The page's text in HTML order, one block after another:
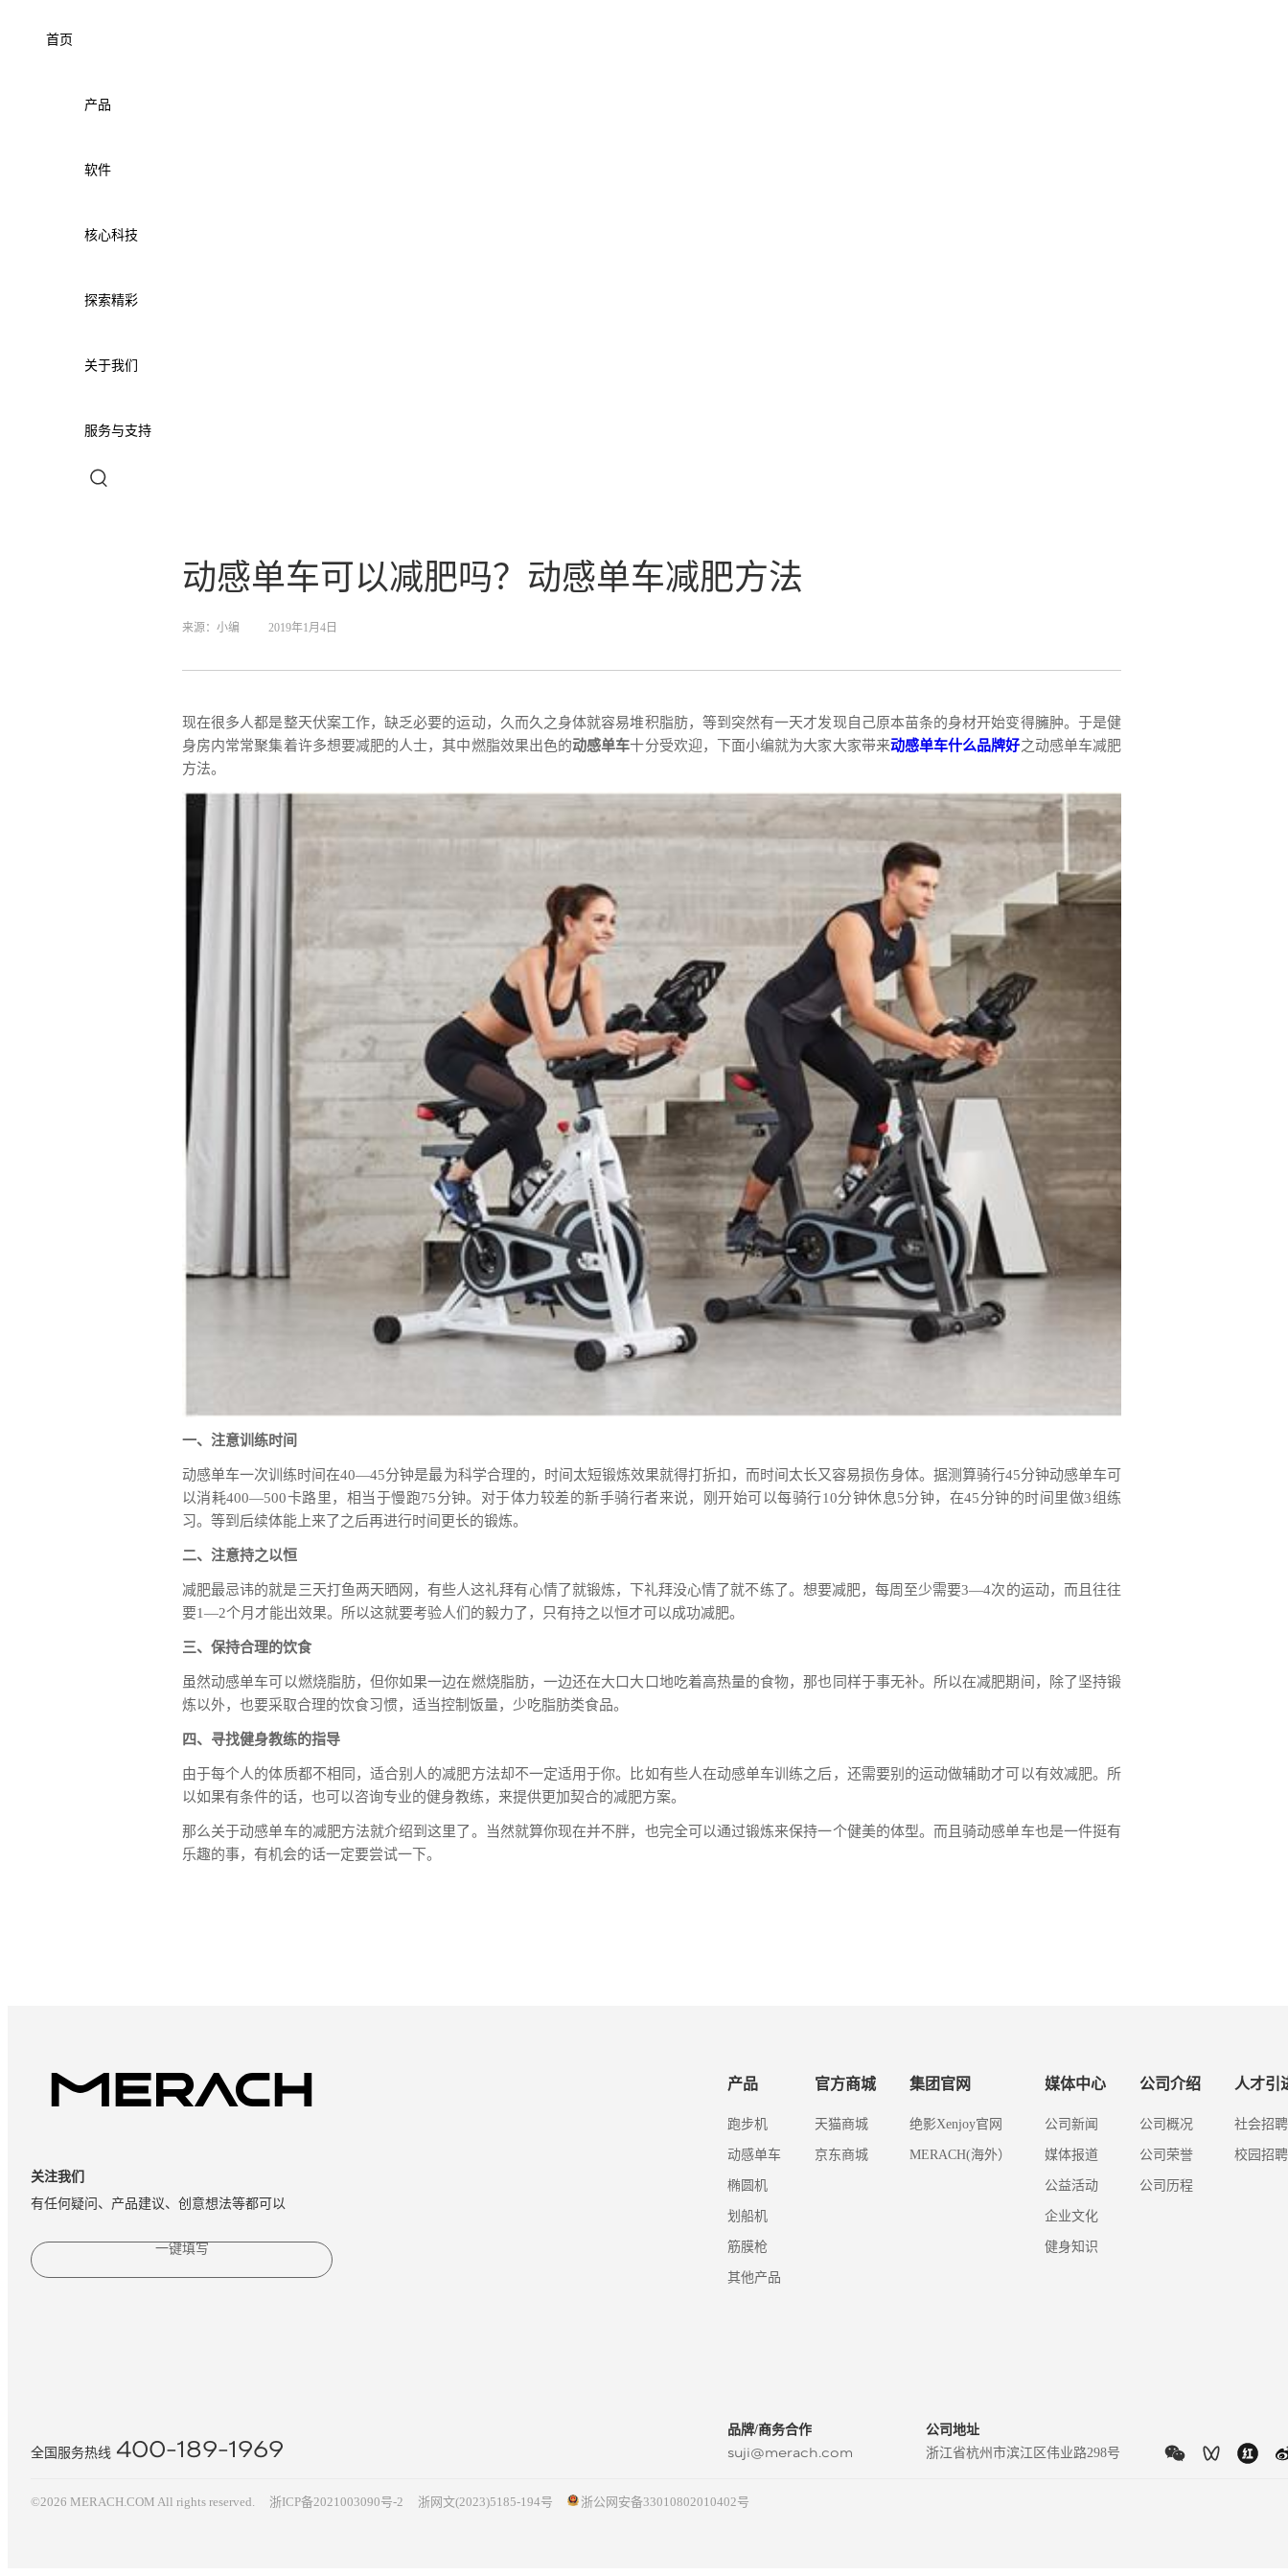
首页
产品
软件
核心科技
探索精彩
关于我们
服务与支持
动感单车可以减肥吗？动感单车减肥方法
来源： 小编 2019年1月4日
现在很多人都是整天伏案工作，缺乏必要的运动，久而久之身体就容易堆积脂肪，等到突然有一天才发现自己原本苗条的身材开始变得臃肿。于是健
身房内常常聚集着许多想要减肥的人士，其中燃脂效果出色的动感单车十分受欢迎，下面小编就为大家大家带来动感单车什么品牌好之动感单车减肥
方法。
一、注意训练时间
动感单车一次训练时间在40—45分钟是最为科学合理的，时间太短锻炼效果就得打折扣，而时间太长又容易损伤身体。据测算骑行45分钟动感单车可
以消耗400—500卡路里，相当于慢跑75分钟。对于体力较差的新手骑行者来说，刚开始可以每骑行10分钟休息5分钟，在45分钟的时间里做3组练
习。等到后续体能上来了之后再进行时间更长的锻炼。
二、注意持之以恒
减肥最忌讳的就是三天打鱼两天晒网，有些人这礼拜有心情了就锻炼，下礼拜没心情了就不练了。想要减肥，每周至少需要3—4次的运动，而且往往
要1—2个月才能出效果。所以这就要考验人们的毅力了，只有持之以恒才可以成功减肥。
三、保持合理的饮食
虽然动感单车可以燃烧脂肪，但你如果一边在燃烧脂肪，一边还在大口大口地吃着高热量的食物，那也同样于事无补。所以在减肥期间，除了坚持锻
炼以外，也要采取合理的饮食习惯，适当控制饭量，少吃脂肪类食品。
四、寻找健身教练的指导
由于每个人的体质都不相同，适合别人的减肥方法却不一定适用于你。比如有些人在动感单车训练之后，还需要别的运动做辅助才可以有效减肥。所
以如果有条件的话，也可以咨询专业的健身教练，来提供更加契合的减肥方案。
那么关于动感单车的减肥方法就介绍到这里了。当然就算你现在并不胖，也完全可以通过锻炼来保持一个健美的体型。而且骑动感单车也是一件挺有
乐趣的事，有机会的话一定要尝试一下。
关注我们
有任何疑问、产品建议、创意想法等都可以
一键填写
全国服务热线 400-189-1969
产品
跑步机
动感单车
椭圆机
划船机
筋膜枪
其他产品
官方商城
天猫商城
京东商城
集团官网
绝影Xenjoy官网
MERACH(海外）
媒体中心
公司新闻
媒体报道
公益活动
企业文化
健身知识
公司介绍
公司概况
公司荣誉
公司历程
人才引
社会招聘
校园招聘
品牌/商务合作
suji@merach.com
公司地址
浙江省杭州市滨江区伟业路298号
©2026 MERACH.COM All rights reserved. 浙ICP备2021003090号-2 浙网文(2023)5185-194号 浙公网安备33010802010402号